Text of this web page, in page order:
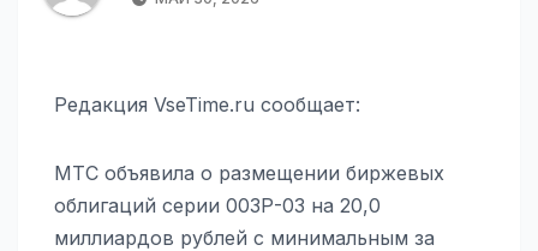
Редакция VseTime.ru сообщает:
МТС объявила о размещении биржевых
облигаций серии 003Р-03 на 20,0
миллиардов рублей с минимальным за